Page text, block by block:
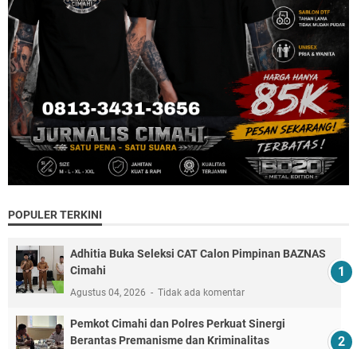
POPULER TERKINI
Adhitia Buka Seleksi CAT Calon Pimpinan BAZNAS
Cimahi
Agustus 04, 2026 Tidak ada komentar
Pemkot Cimahi dan Polres Perkuat Sinergi
Berantas Premanisme dan Kriminalitas